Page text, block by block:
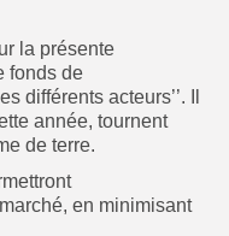
la présente
fonds de
différents acteurs’’. Il
année, tournent
de terre.
en minimisant